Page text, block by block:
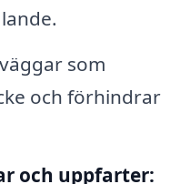
som
och förhindrar
och uppfarter: